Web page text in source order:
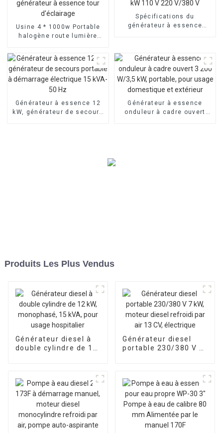
Usine 4 * 1000w Portable
halogène route lumière
d'éclairage
Spécifications du
générateur à essence
Générateur à essence 12
kW, générateur de secours
Générateur à essence
onduleur à cadre ouvert
Produits Les Plus Vendus
Générateur diesel à
double cylindre de 12
Générateur diesel
portable 230/380 V 7